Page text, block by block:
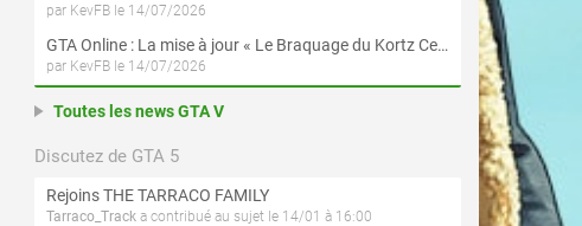
par KevFB le 14/07/2026
GTA Online : La mise à jour « Le Braquage du Kortz Center » est maintenant disponible
par KevFB le 14/07/2026
Toutes les news GTA V
Discutez de GTA 5
Rejoins THE TARRACO FAMILY
Tarraco_Track a contribué au sujet le 14/01 à 16:00